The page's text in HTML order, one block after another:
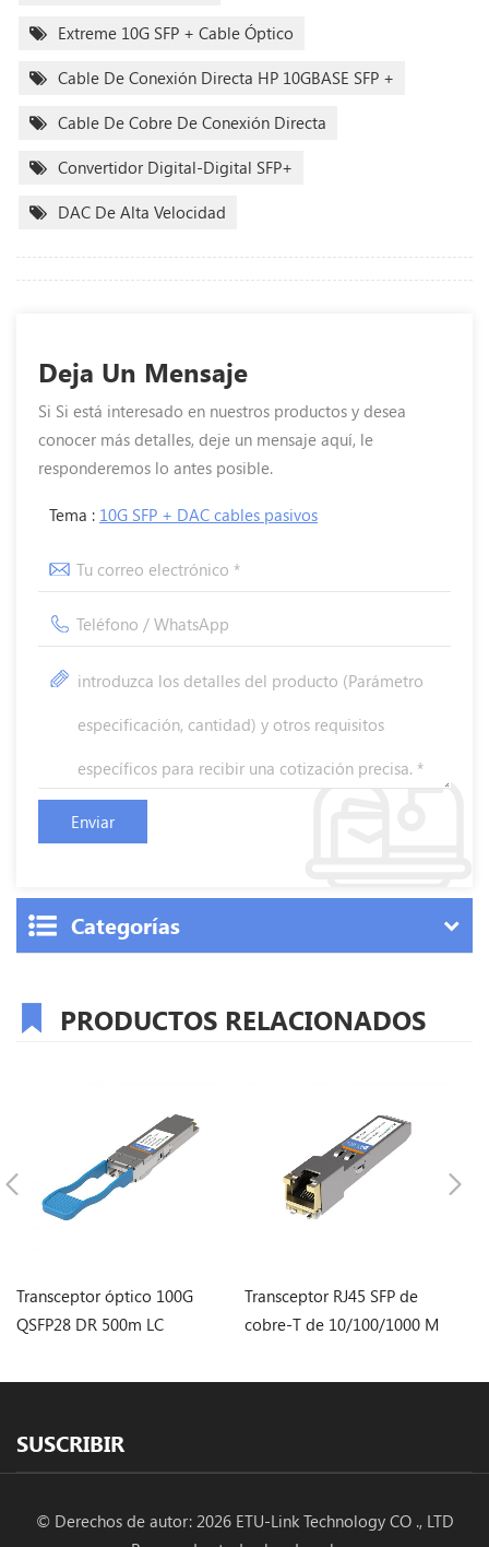
Extreme 10G SFP + Cable Óptico
Cable De Conexión Directa HP 10GBASE SFP +
Cable De Cobre De Conexión Directa
Convertidor Digital-Digital SFP+
DAC De Alta Velocidad
Deja Un Mensaje
Si Si está interesado en nuestros productos y desea
conocer más detalles, deje un mensaje aquí, le
responderemos lo antes posible.
Tema : 10G SFP + DAC cables pasivos
Categorías
PRODUCTOS RELACIONADOS
Transceptor óptico 100G
QSFP28 DR 500m LC
Transceptor RJ45 SFP de
cobre-T de 10/100/1000 M
SUSCRIBIR
© Derechos de autor: 2026 ETU-Link Technology CO ., LTD